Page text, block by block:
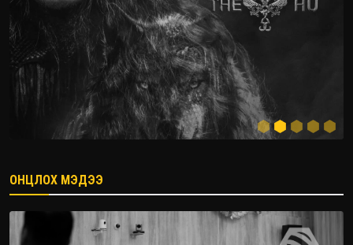
ОНЦЛОХ МЭДЭЭ